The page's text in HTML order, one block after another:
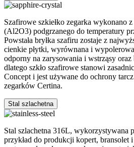
Szafirowe szkiełko zegarka wykonano
(Al2O3) podgrzanego do temperatury
Powstała bryłka szafiru zostaje z
cienkie płytki, wyrównana i
odporny na zarysowania i wstrząsy
dlatego szkło szafirowe stanowi
Concept i jest używane do ochrony
zegarków Certina.
Stal szlachetna
Stal szlachetna 316L, wykorzystywana
przykład do produkcji kopert, bransolet